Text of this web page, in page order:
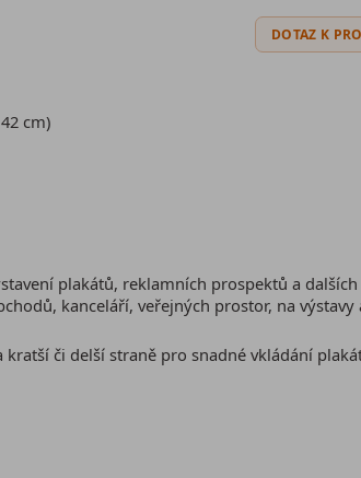
DOTAZ K
cm)
plakátů, reklamních prospektů a
kanceláří, veřejných prostor, na výstavy
či delší straně pro snadné vkládání